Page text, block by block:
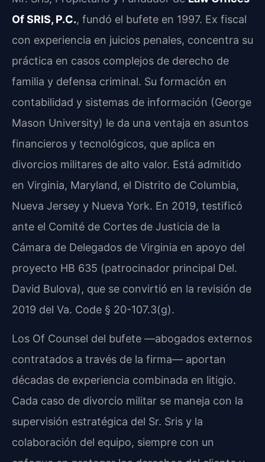
Of SRIS, P.C., fundó el bufete en 1997. Ex fiscal
con experiencia en juicios penales, concentra su
práctica en casos complejos de derecho de
familia y defensa criminal. Su formación en
contabilidad y sistemas de información (George
Mason University) le da una ventaja en asuntos
financieros y tecnológicos, que aplica en
divorcios militares de alto valor. Está admitido
en Virginia, Maryland, el Distrito de Columbia,
Nueva Jersey y Nueva York. En 2019, testificó
ante el Comité de Cortes de Justicia de la
Cámara de Delegados de Virginia en apoyo del
proyecto HB 635 (patrocinador principal Del.
David Bulova), que se convirtió en la revisión de
2019 del Va. Code § 20-107.3(g).
Los Of Counsel del bufete —abogados externos
contratados a través de la firma— aportan
décadas de experiencia combinada en litigio.
Cada caso de divorcio militar se maneja con la
supervisión estratégica del Sr. Sris y la
colaboración del equipo, siempre con un